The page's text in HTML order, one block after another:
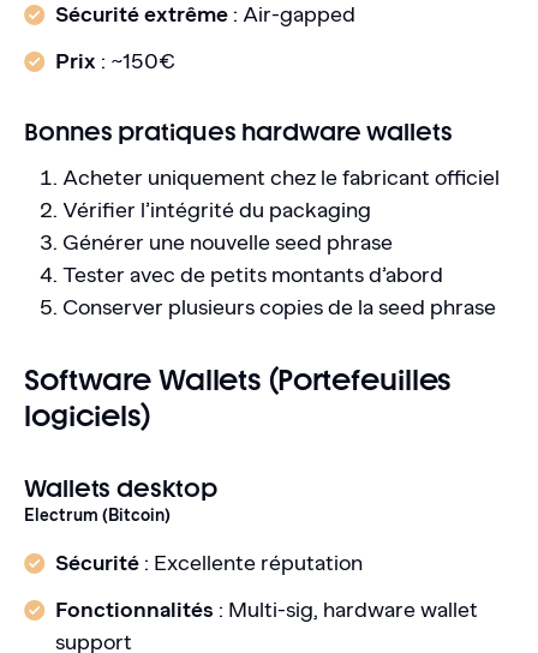
Sécurité extrême : Air-gapped
Prix : ~150€
Bonnes pratiques hardware wallets
Acheter uniquement chez le fabricant officiel
Vérifier l’intégrité du packaging
Générer une nouvelle seed phrase
Tester avec de petits montants d’abord
Conserver plusieurs copies de la seed phrase
Software Wallets (Portefeuilles
logiciels)
Wallets desktop
Electrum (Bitcoin)
Sécurité : Excellente réputation
Fonctionnalités : Multi-sig, hardware wallet
support